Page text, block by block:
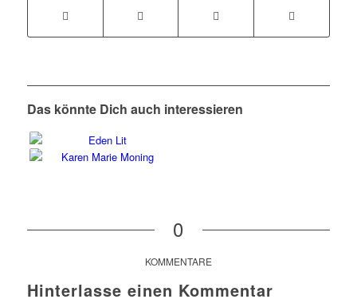
Das könnte Dich auch interessieren
0
KOMMENTARE
Hinterlasse einen Kommentar